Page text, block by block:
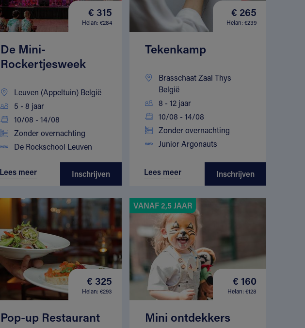
€ 315
Helan: €284
De Mini-
Rockertjesweek
Leuven (Appeltuin) België
5 - 8 jaar
10/08 - 14/08
Zonder overnachting
De Rockschool Leuven
Lees meer Inschrijven
€ 265
Helan: €239
Tekenkamp
Brasschaat Zaal Thys
België
8 - 12 jaar
10/08 - 14/08
Zonder overnachting
Junior Argonauts
Lees meer Inschrijven
€ 325
Helan: €293
Pop-up Restaurant
VANAF 2,5 JAAR
€ 160
Helan: €128
Mini ontdekkers